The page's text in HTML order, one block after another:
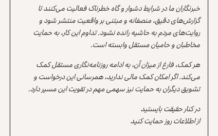
خبرنگاران ما در شرایط دشوار و گاه خطرناک فعالیت می‌کنند تا
گزارش‌های دقیق، منصفانه و مبتنی بر واقعیت منتشر شود و
روایت‌های مردم به حاشیه رانده نشود. تداوم این کار، به حمایت
مخاطبان و حامیان مستقل وابسته است.
هر کمک، فارغ از میزان آن، به ادامه روزنامه‌نگاری مستقل کمک
می‌کند. اگر امکان کمک مالی ندارید، همرسانی این درخواست و
تشویق دیگران به حمایت نیز سهمی مهم در تقویت این مسیر دارد.
در کنار حقیقت بایستید
از اطلاعات روز حمایت کنید